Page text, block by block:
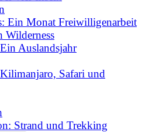
Ein Monat Freiwilligenarbeit
Wilderness
Auslandsjahr
Safari und
Strand und Trekking